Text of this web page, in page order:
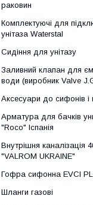
раковин
Комплектуючі для
унітаза Waterstal
Сидіння для унітазу
Заливний клапан для
води (виробник Valve
Аксесуари до сифонів і
Арматура для бачків
"Roco" Іспанія
Внутрішня каналізація
"VALROM UKRAINE"
Гофра сифонна EVCI
Шланги газові